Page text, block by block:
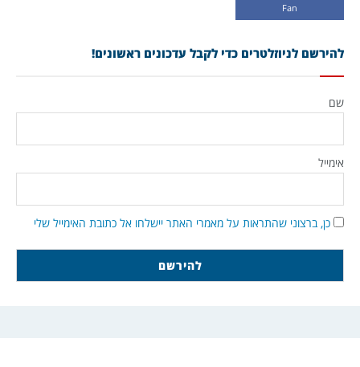
Fan
להירשם לניוזלטרים כדי לקבל עדכונים ראשונים!
שם
אימייל
כן, ברצוני שהתראות על מאמרי האתר יישלחו אל כתובת האימייל שלי